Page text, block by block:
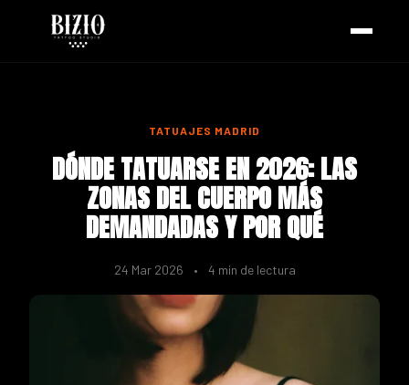
TATUAJES MADRID
DÓNDE TATUARSE EN 2026: LAS
ZONAS DEL CUERPO MÁS
DEMANDADAS Y POR QUÉ
24 Mar 2026 • 4 min de lectura